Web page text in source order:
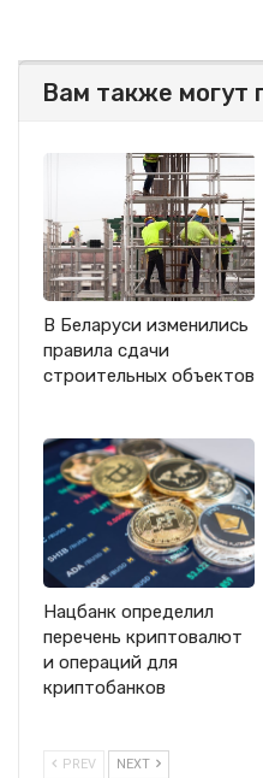
Вам также могут
В Беларуси изменились
правила сдачи
строительных объектов
Нацбанк определил
перечень криптовалют
и операций для
криптобанков
PREV NEXT